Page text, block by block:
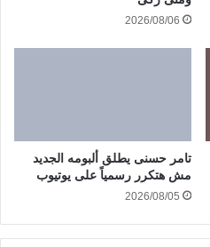
2026/08/06
تامر حسنى يطلق ألبومه الجديد
مش هتكرر رسمياً على يوتيوب
2026/08/05